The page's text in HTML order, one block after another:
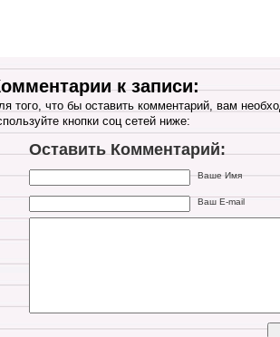
к записи:
того, что бы оставить комментарий, вам
кнопки соц сетей ниже:
Оставить Комментарий:
Ваше Имя
Ваш E-mail